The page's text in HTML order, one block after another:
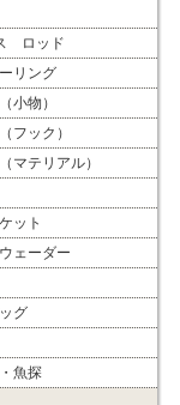
ロッド
リング
小物）
フック）
マテリアル）
ット
ェーダー
グ
魚探